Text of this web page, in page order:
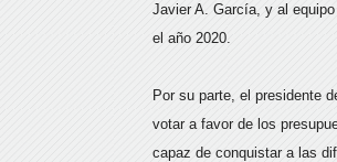
Javier A. García, y al
el año 2020.
Por su parte, el presidente
votar a favor de los
capaz de conquistar a las